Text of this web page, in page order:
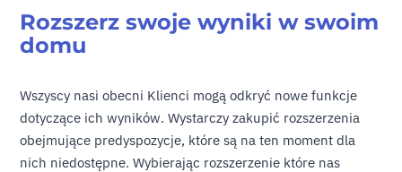
Rozszerz swoje wyniki w swoim
domu
Wszyscy nasi obecni Klienci mogą odkryć nowe funkcje
dotyczące ich wyników. Wystarczy zakupić rozszerzenia
obejmujące predyspozycje, które są na ten moment dla
nich niedostępne. Wybierając rozszerzenie które nas